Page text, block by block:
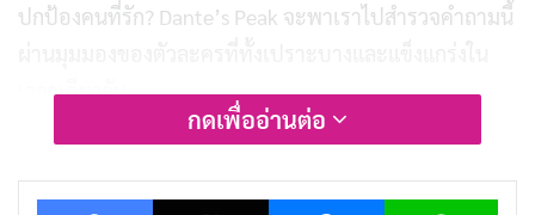
ปกป้องคนที่รัก? Dante’s Peak จะพาเราไปสำรวจคำถามนี้
เวลาเดียวกัน
ละเอียด ตั้งแต่โครงเรื่องที่ตึงเครียด ไปจนถึงสไตล์การเล่า
กดเพื่ออ่านต่อ
Facebook X Messenger Line